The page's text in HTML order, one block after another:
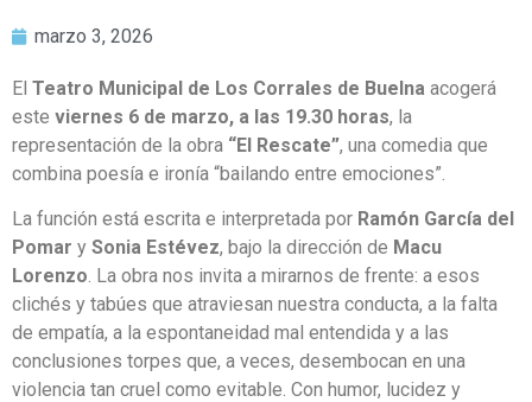
marzo 3, 2026
El Teatro Municipal de Los Corrales de Buelna acogerá
este viernes 6 de marzo, a las 19.30 horas, la
representación de la obra “El Rescate”, una comedia que
combina poesía e ironía “bailando entre emociones”.
La función está escrita e interpretada por Ramón García del
Pomar y Sonia Estévez, bajo la dirección de Macu
Lorenzo. La obra nos invita a mirarnos de frente: a esos
clichés y tabúes que atraviesan nuestra conducta, a la falta
de empatía, a la espontaneidad mal entendida y a las
conclusiones torpes que, a veces, desembocan en una
violencia tan cruel como evitable. Con humor, lucidez y